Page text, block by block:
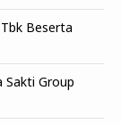
Beserta
Sakti Group